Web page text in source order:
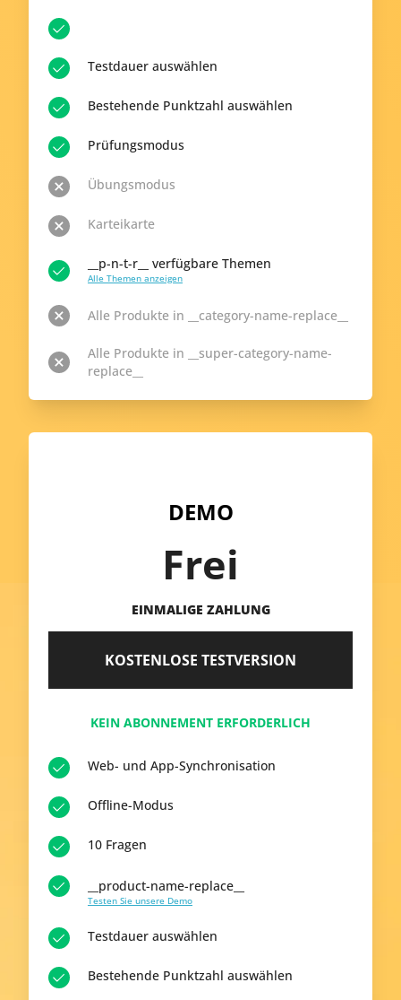
DEMO
Frei
EINMALIGE ZAHLUNG
KOSTENLOSE TESTVERSION
KEIN ABONNEMENT ERFORDERLICH
Web- und App-Synchronisation
Offline-Modus
10 Fragen
__product-name-replace__
Testen Sie unsere Demo
Testdauer auswählen
Bestehende Punktzahl auswählen
Testdauer auswählen
Bestehende Punktzahl auswählen
Prüfungsmodus
Übungsmodus
Karteikarte
__p-n-t-r__ verfügbare Themen
Alle Themen anzeigen
Alle Produkte in __category-name-replace__
Alle Produkte in __super-category-name-
replace__